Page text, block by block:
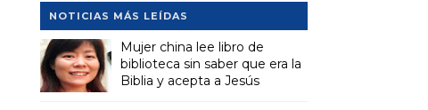
NOTICIAS MÁS LEÍDAS
Mujer china lee libro de
biblioteca sin saber que era la
Biblia y acepta a Jesús